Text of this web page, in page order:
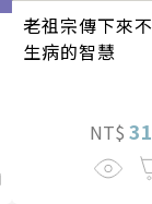
老祖宗傳下來不
生病的智慧
NT$